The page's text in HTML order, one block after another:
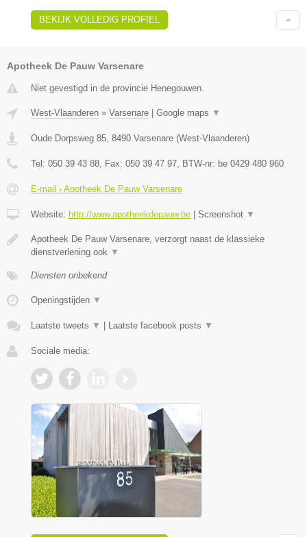
BEKIJK VOLLEDIG PROFIEL
Apotheek De Pauw Varsenare
Niet gevestigd in de provincie Henegouwen.
West-Vlaanderen » Varsenare Google maps ▼
Oude Dorpsweg 85 8490 Varsenare (West-Vlaanderen)
Tel: 050 39 43 88 , Fax: 050 39 47 97 , BTW-nr: be 0429 480 960
E-mail › Apotheek De Pauw Varsenare
Website: http://www.apotheekdepauw.be Screenshot ▼
Apotheek De Pauw Varsenare, verzorgt naast de klassieke
dienstverlening ook ▼
Diensten onbekend
Openingstijden ▼
Laatste tweets ▼ Laatste facebook posts ▼
Sociale media: